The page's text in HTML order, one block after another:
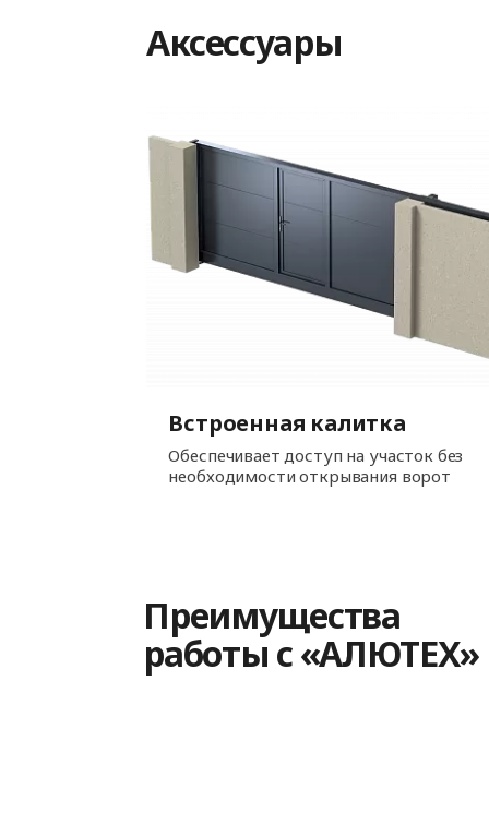
Аксессуары
Встроенная калитка
Обеспечивает доступ на участок без
необходимости открывания ворот
Преимущества
работы с «АЛЮТЕХ»